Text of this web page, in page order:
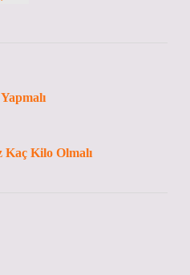
Kaç Kilo Olmalı